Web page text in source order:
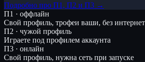
Подробно про П1, П2 и П3 →
П1 · оффлайн
Свой профиль, трофеи ваши, без
П2 · чужой профиль
Играете под профилем аккаунта
П3 · онлайн
Свой профиль, нужна сеть при запуске